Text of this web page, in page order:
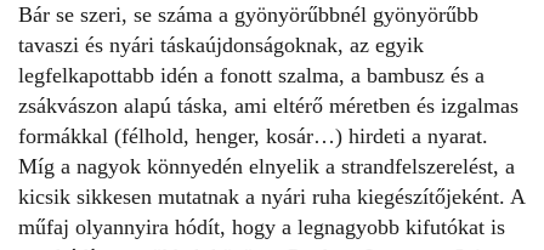
Bár se szeri, se száma a gyönyörűbbnél gyönyörűbb
tavaszi és nyári táskaújdonságoknak, az egyik
legfelkapottabb idén a fonott szalma, a bambusz és a
zsákvászon alapú táska, ami eltérő méretben és izgalmas
formákkal (félhold, henger, kosár…) hirdeti a nyarat.
Míg a nagyok könnyedén elnyelik a strandfelszerelést, a
kicsik sikkesen mutatnak a nyári ruha kiegészítőjeként. A
műfaj olyannyira hódít, hogy a legnagyobb kifutókat is